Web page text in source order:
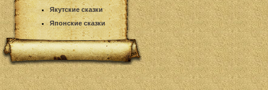
Якутские сказки
Японские сказки